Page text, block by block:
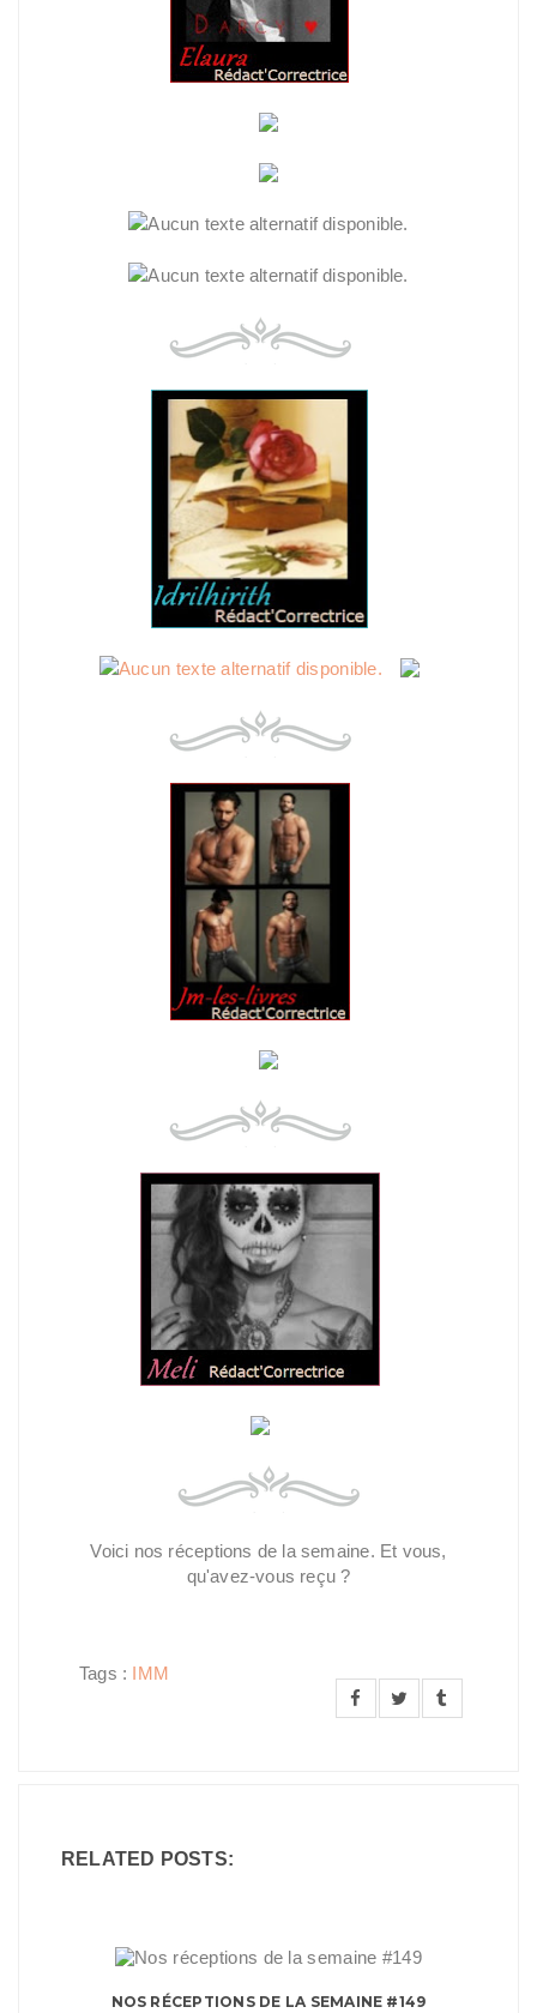
Voici nos réceptions de la semaine. Et vous,
qu'avez-vous reçu ?
Tags : IMM
RELATED POSTS:
NOS RÉCEPTIONS DE LA SEMAINE #149